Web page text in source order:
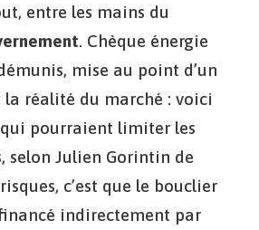
entre les mains du
. Chèque énergie
mise au point d’un
réalité du marché : voici
pourraient limiter les
selon Julien Gorintin de
c’est que le bouclier
indirectement par